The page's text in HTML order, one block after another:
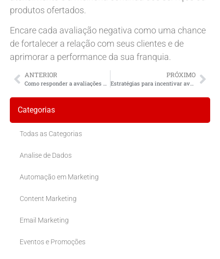
produtos ofertados.
Encare cada avaliação negativa como uma chance
de fortalecer a relação com seus clientes e de
aprimorar a performance da sua franquia.
ANTERIOR
Como responder a avaliações negativas de maneira eficaz?
PRÓXIMO
Estratégias para incentivar avaliações positivas
Categorias
Todas as Categorias
Analise de Dados
Automação em Marketing
Content Marketing
Email Marketing
Eventos e Promoções